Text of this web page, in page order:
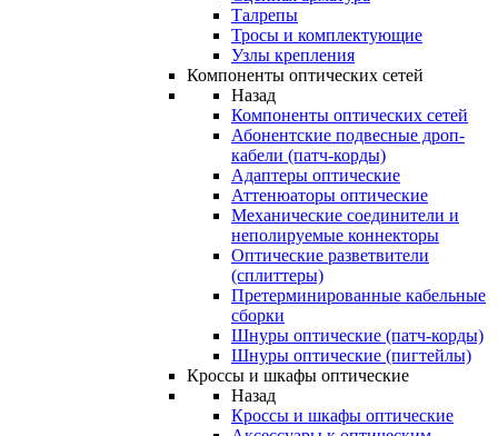
Талрепы
Тросы и комплектующие
Узлы крепления
Компоненты оптических сетей
Назад
Компоненты оптических сетей
Абонентские подвесные дроп-
кабели (патч-корды)
Адаптеры оптические
Аттенюаторы оптические
Механические соединители и
неполируемые коннекторы
Оптические разветвители
(сплиттеры)
Претерминированные кабельные
сборки
Шнуры оптические (патч-корды)
Шнуры оптические (пигтейлы)
Кроссы и шкафы оптические
Назад
Кроссы и шкафы оптические